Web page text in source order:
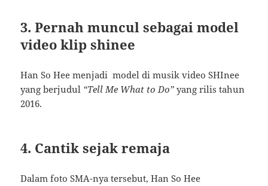
3. Pernah muncul sebagai model
video klip shinee
Han So Hee menjadi model di musik video SHInee
yang berjudul “Tell Me What to Do” yang rilis tahun
2016.
4. Cantik sejak remaja
Dalam foto SMA-nya tersebut, Han So Hee